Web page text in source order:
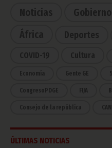
Noticias Gobierno
África
Deportes
COVID-19 Cultura
Economía Gente GE
CongresoPDGE FIJA
Consejo de la república
ÚLTIMAS NOTICIAS